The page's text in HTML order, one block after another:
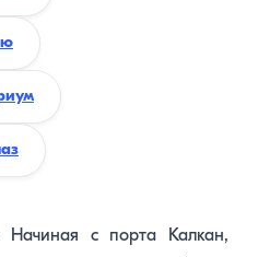
Начиная с порта Калкан,